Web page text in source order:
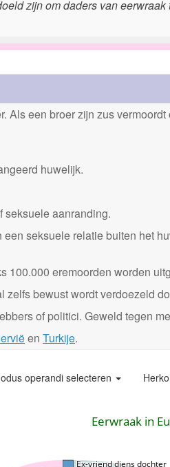
zijn om daders van
Als een broer zijn zus
huwelijk.
seksuele aanranding.
seksuele relatie buiten het
100.000 eremoorden worden
bewust wordt verdoezeld
of politici. Geweld tegen
en Turkije.